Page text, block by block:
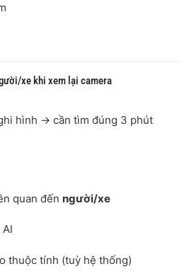
xe khi xem lại camera
hình → cần tìm đúng 3 phút
quan đến người/xe
thuộc tính (tuỳ hệ thống)